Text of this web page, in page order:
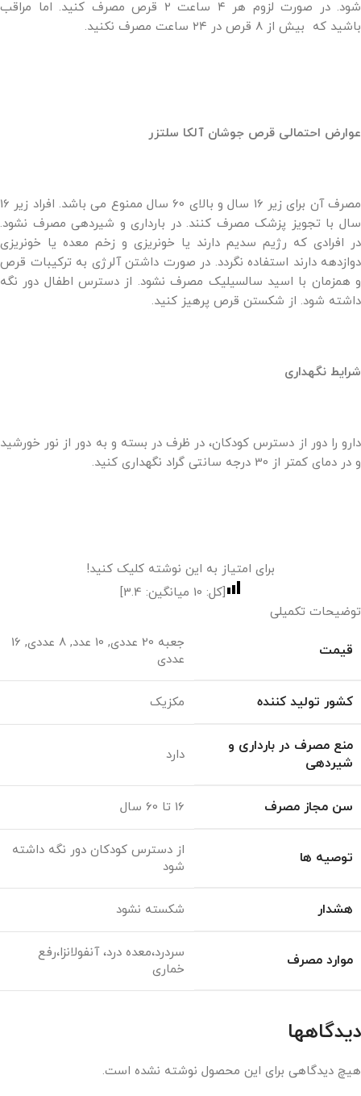
شود. در صورت لزوم هر ۴ ساعت ۲ قرص مصرف کنید. اما مراقب
باشید که بیش از ۸ قرص در ۲۴ ساعت مصرف نکنید.
عوارض احتمالی قرص جوشان آلکا سلتزر
مصرف آن برای زیر 16 سال و بالای 60 سال ممنوع می باشد. افراد زیر 16
سال با تجویز پزشک مصرف کنند. در بارداری و شیردهی مصرف نشود.
در افرادی که رژیم سدیم دارند یا خونریزی و زخم معده یا خونریزی
دوازدهه دارند استفاده نگردد. در صورت داشتن آلرژی به ترکیبات قرص
و همزمان با اسید سالسیلیک مصرف نشود. از دسترس اطفال دور نگه
داشته شود. از شکستن قرص پرهیز کنید.
شرایط نگهداری
دارو را دور از دسترس کودکان، در ظرف در بسته و به دور از نور خورشید
و در دمای کمتر از 30 درجه سانتی گراد نگهداری کنید.
برای امتیاز به این نوشته کلیک کنید!
[کل: 10 میانگین: 3.4
]
توضیحات تکمیلی
قیمت جعبه 20 عددی , 10 عدد , 8 عددی ,
16
عددی
کشور تولید کننده مکزیک
منع مصرف در بارداری و
شیردهی
دارد
سن مجاز مصرف 16 تا 60 سال
توصیه ها
از دسترس کودکان دور نگه داشته
شود
هشدار شکسته نشود
موارد مصرف
سردرد،معده درد، آنفولانزا،رفع
خماری
دیدگاهها
هیچ دیدگاهی برای این محصول نوشته نشده است.